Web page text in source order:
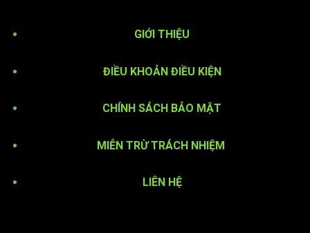
GIỚI THIỆU
ĐIỀU KHOẢN ĐIỀU KIỆN
CHÍNH SÁCH BẢO MẬT
MIỄN TRỪ TRÁCH NHIỆM
LIÊN HỆ